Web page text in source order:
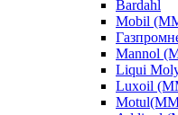
Bardahl
Mobil
Mannol
Liqui
Luxoil